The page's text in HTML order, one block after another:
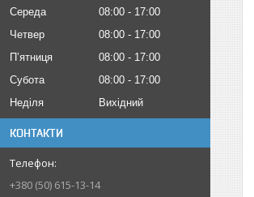
Середа
08:00
17:00
Четвер
08:00
17:00
Пʼятниця
08:00
17:00
Субота
08:00
17:00
Неділя
Вихідний
КОНТАКТИ
+380 (50) 615-13-14